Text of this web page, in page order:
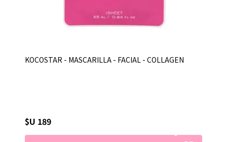
KOCOSTAR - MASCARILLA - FACIAL - COLLAGEN
$U 189